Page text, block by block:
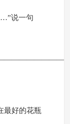
说一句
最好的花瓶